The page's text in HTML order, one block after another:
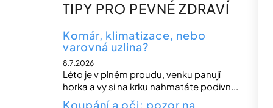
TIPY PRO PEVNÉ ZDRAVÍ
Komár, klimatizace, nebo
varovná uzlina?
8.7.2026
Léto je v plném proudu, venku panují
horka a vy si na krku nahmatáte podivn...
Koupání a oči: pozor na